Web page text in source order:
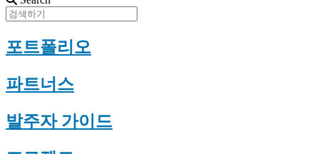
포트폴리오
파트너스
발주자 가이드